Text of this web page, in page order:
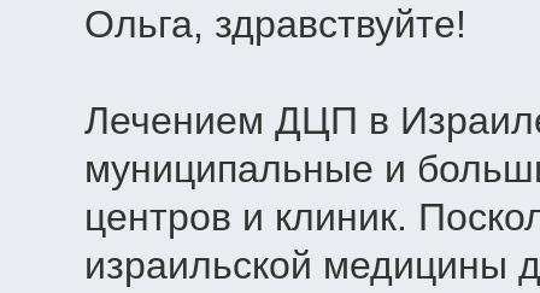
Ольга, здравствуйте!
Лечением ДЦП в
муниципальные и
центров и клиник.
израильской медицины